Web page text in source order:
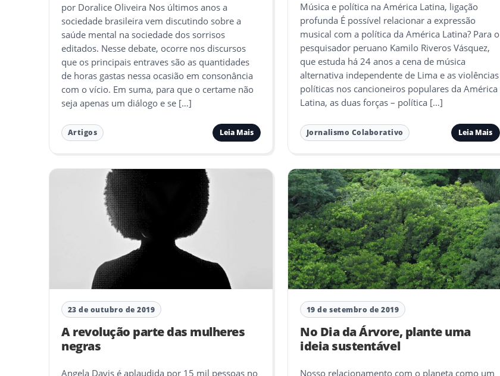
por Doralice Oliveira Nos últimos anos a
sociedade brasileira vem discutindo sobre a
saúde mental na sociedade dos sorrisos
editados. Nesse debate, ocorre nos discursos
que os principais entraves são as quantidades
de horas gastas nessa ocasião em consonância
com o vício. Em suma, para que o certame não
seja apenas um diálogo e se […]
Artigos Leia Mais
Música e política na América Latina, ligação
profunda É possível relacionar a expressão
musical com a política da América Latina? Para o
pesquisador peruano Kamilo Riveros Vásquez,
que estuda há 24 anos a cena de música
alternativa independente de Lima e as violências
políticas nos cancioneiros populares da América
Latina, as duas forças – política […]
Jornalismo Colaborativo Leia Mais
23 de outubro de 2019
A revolução parte das mulheres
negras
Angela Davis é aplaudida por 15 mil pessoas no
19 de setembro de 2019
No Dia da Árvore, plante uma
ideia sustentável
Nosso relacionamento com o planeta como um